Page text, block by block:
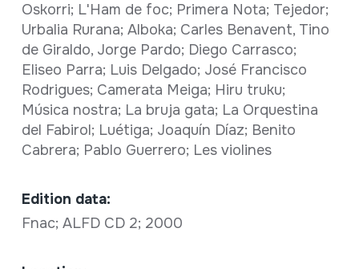
Oskorri; L'Ham de foc; Primera Nota; Tejedor;
Urbalia Rurana; Alboka; Carles Benavent, Tino
de Giraldo, Jorge Pardo; Diego Carrasco;
Eliseo Parra; Luis Delgado; José Francisco
Rodrigues; Camerata Meiga; Hiru truku;
Música nostra; La bruja gata; La Orquestina
del Fabirol; Luétiga; Joaquín Díaz; Benito
Cabrera; Pablo Guerrero; Les violines
Edition data:
Fnac; ALFD CD 2; 2000